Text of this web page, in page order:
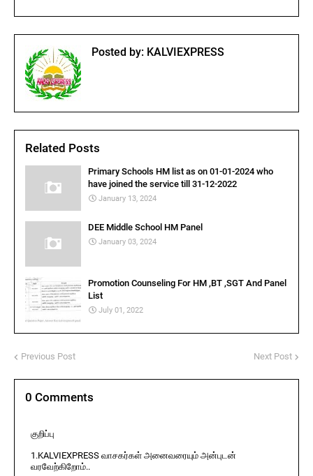
Posted by: KALVIEXPRESS
Related Posts
Primary Schools HM list as on 01-01-2024 who
have joined the service till 31-12-2022
January 13, 2024
DEE Middle School HM Panel
January 03, 2024
Promotion Counseling For HM ,BT ,SGT And Panel
List
July 01, 2022
Previous Post Next Post
0 Comments
குறிப்பு
1.KALVIEXPRESS வாசகர்கள் அனைவரையும் அன்புடன்
வரவேற்கிறோம்..